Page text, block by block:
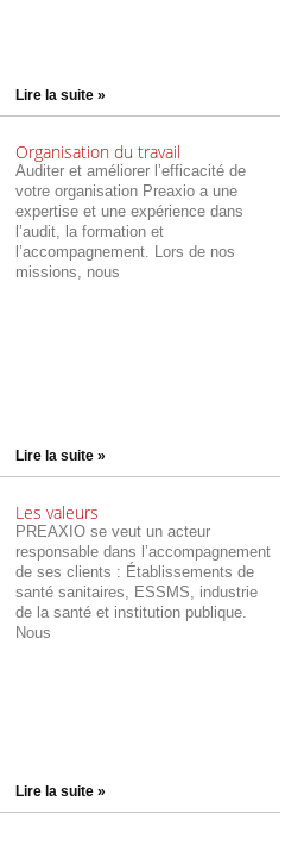
Lire la suite »
Organisation du travail
Auditer et améliorer l’efficacité de
votre organisation Preaxio a une
expertise et une expérience dans
l’audit, la formation et
l’accompagnement. Lors de nos
missions, nous
Lire la suite »
Les valeurs
PREAXIO se veut un acteur
responsable dans l’accompagnement
de ses clients : Établissements de
santé sanitaires, ESSMS, industrie
de la santé et institution publique.
Nous
Lire la suite »